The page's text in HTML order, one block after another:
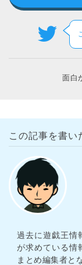
面白
この記事を書い
過去に遊戯王情
が求めている情
まとめ編集者と